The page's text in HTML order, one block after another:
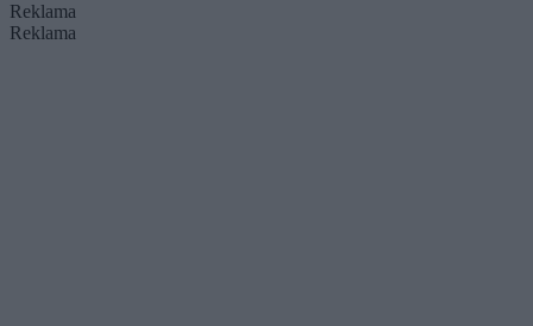
Reklama
Reklama